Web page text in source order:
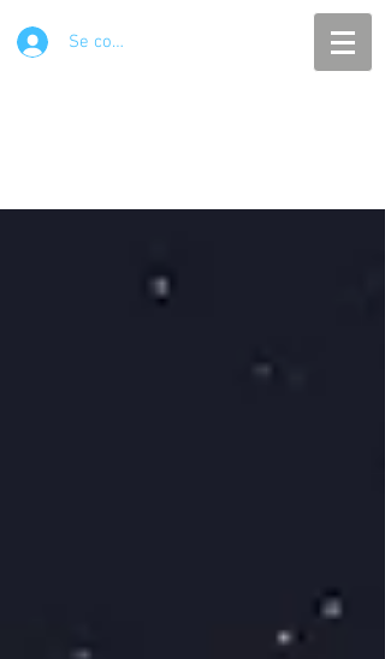
Se connecter